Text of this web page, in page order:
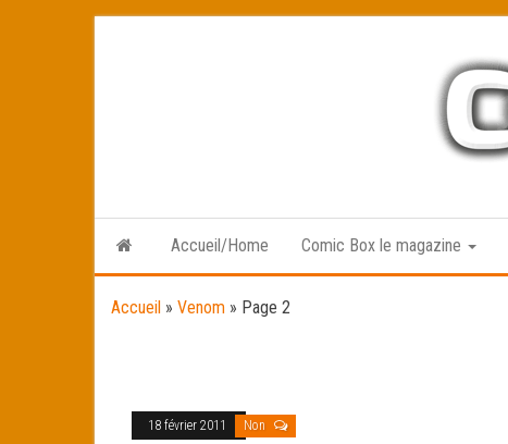
Accueil/Home Comic Box le magazine
Accueil » Venom » Page 2
18 février 2011 Non